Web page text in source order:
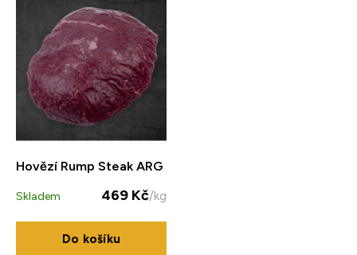
Hovězí Rump Steak ARG
Skladem 469 Kč/kg
Do košíku